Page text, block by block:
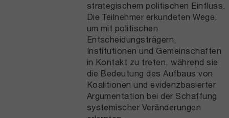
strategischem politischen Einfluss.
Die Teilnehmer erkundeten Wege,
um mit politischen
Entscheidungsträgern,
Institutionen und Gemeinschaften
in Kontakt zu treten, während sie
die Bedeutung des Aufbaus von
Koalitionen und evidenzbasierter
Argumentation bei der Schaffung
systemischer Veränderungen